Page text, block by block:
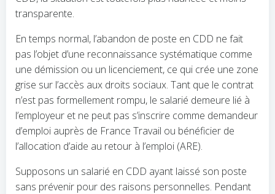
transparente.
En temps normal, l’abandon de poste en CDD ne fait
pas l’objet d’une reconnaissance systématique comme
une démission ou un licenciement, ce qui crée une zone
grise sur l’accès aux droits sociaux. Tant que le contrat
n’est pas formellement rompu, le salarié demeure lié à
l’employeur et ne peut pas s’inscrire comme demandeur
d’emploi auprès de France Travail ou bénéficier de
l’allocation d’aide au retour à l’emploi (ARE).
Supposons un salarié en CDD ayant laissé son poste
sans prévenir pour des raisons personnelles. Pendant